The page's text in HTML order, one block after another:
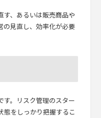
す、あるいは販売商品や
の見直し、効率化が必要
す。リスク管理のスター
態をしっかり把握するこ